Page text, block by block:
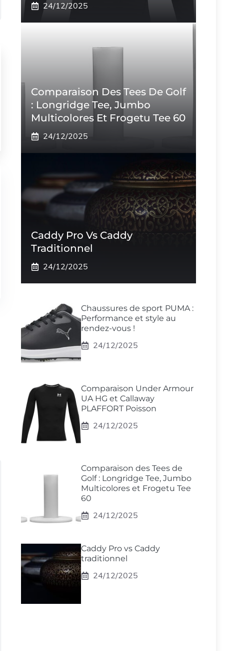
24/12/2025
Comparaison Des Tees De Golf
: Longridge Tee, Jumbo
Multicolores Et Frogetu Tee 60
24/12/2025
Caddy Pro Vs Caddy
Traditionnel
24/12/2025
Chaussures de sport PUMA :
Performance et style au
rendez-vous !
24/12/2025
Comparaison Under Armour
UA HG et Callaway
PLAFFORT Poisson
24/12/2025
Comparaison des Tees de
Golf : Longridge Tee, Jumbo
Multicolores et Frogetu Tee
60
24/12/2025
Caddy Pro vs Caddy
traditionnel
24/12/2025